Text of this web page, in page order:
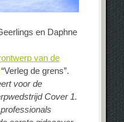
en Daphne
van de
“Verleg de grens”.
voor de
Cover 1.